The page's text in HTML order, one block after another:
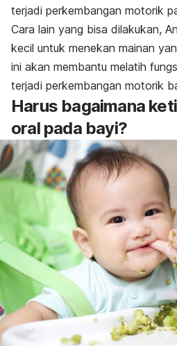
terjadi perkembangan motorik
Cara lain yang bisa dilakukan,
kecil untuk menekan mainan
ini akan membantu melatih
terjadi perkembangan motorik
Harus bagaimana
oral pada bayi?